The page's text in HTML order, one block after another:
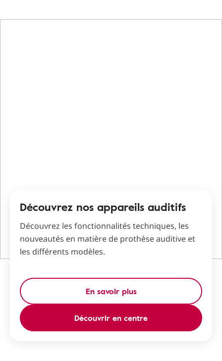
Découvrez nos appareils auditifs
Découvrez les fonctionnalités techniques, les
nouveautés en matière de prothèse auditive et
les différents modèles.
En savoir plus
Découvrir en centre